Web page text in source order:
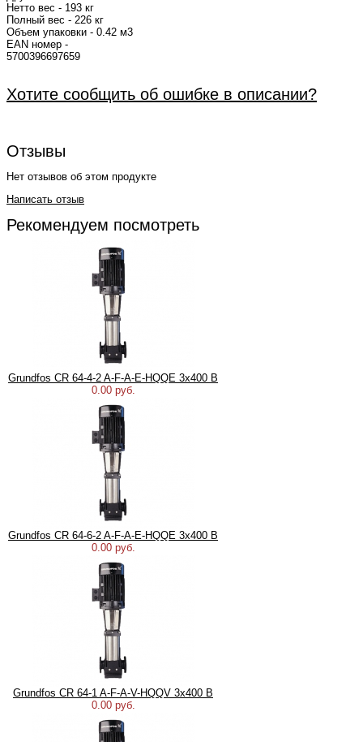
Нетто вес - 193 кг
Полный вес - 226 кг
Объем упаковки - 0.42 м3
EAN номер -
Хотите сообщить об ошибке в описании?
Отзывы
Нет отзывов об этом продукте
Написать отзыв
Рекомендуем посмотреть
Grundfos CR 64-4-2 A-F-A-E-HQQE 3х400 В
0.00 руб.
Grundfos CR 64-6-2 A-F-A-E-HQQE 3х400 В
0.00 руб.
Grundfos CR 64-1 A-F-A-V-HQQV 3х400 В
0.00 руб.